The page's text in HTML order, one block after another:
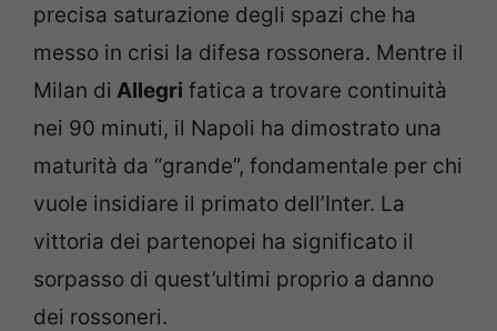
precisa saturazione degli spazi che ha
messo in crisi la difesa rossonera. Mentre il
Milan di Allegri fatica a trovare continuità
nei 90 minuti, il Napoli ha dimostrato una
maturità da “grande”, fondamentale per chi
vuole insidiare il primato dell’Inter. La
vittoria dei partenopei ha significato il
sorpasso di quest’ultimi proprio a danno
dei rossoneri.